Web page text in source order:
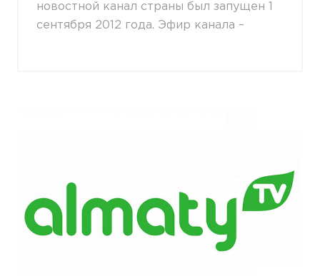
новостной канал страны был запущен 1
сентября 2012 года. Эфир канала –